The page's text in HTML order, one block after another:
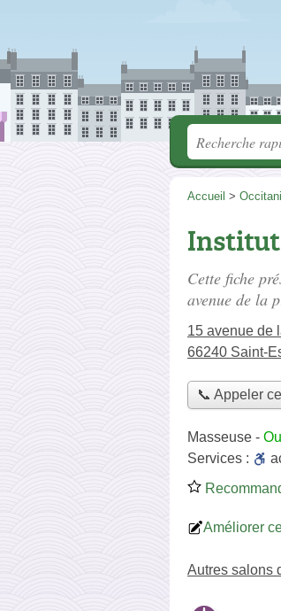
Accueil >
Institut
Cette fiche
avenue de la
15 avenue de
66240 Saint-
📞 Appeler
Masseuse -
Services :
Améliorer
Autres salons